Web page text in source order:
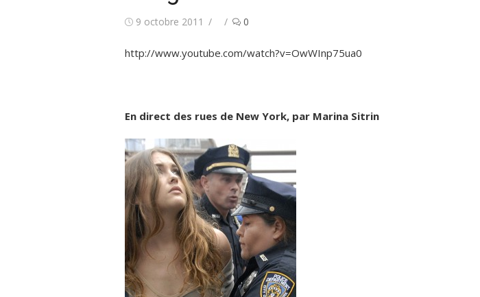
Publié9 octobre 2011 Auteur/autrice
0
http://www.youtube.com/watch?v=OwWInp75ua0
En direct des rues de New York, par Marina Sitrin